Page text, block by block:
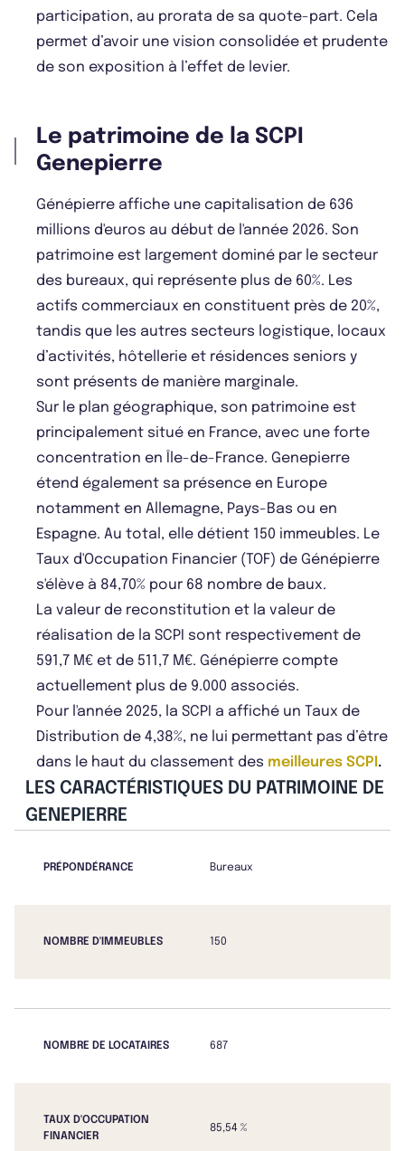
participation, au prorata de sa quote-part. Cela
permet d’avoir une vision consolidée et prudente
de son exposition à l’effet de levier.
Le patrimoine de la SCPI
Genepierre
Génépierre affiche une capitalisation de 636
millions d'euros au début de l'année 2026. Son
patrimoine est largement dominé par le secteur
des bureaux, qui représente plus de 60%. Les
actifs commerciaux en constituent près de 20%,
tandis que les autres secteurs logistique, locaux
d’activités, hôtellerie et résidences seniors y
sont présents de manière marginale.
Sur le plan géographique, son patrimoine est
principalement situé en France, avec une forte
concentration en Île-de-France. Genepierre
étend également sa présence en Europe
notamment en Allemagne, Pays-Bas ou en
Espagne. Au total, elle détient 150 immeubles. Le
Taux d'Occupation Financier (TOF) de Génépierre
s'élève à 84,70% pour 68 nombre de baux.
La valeur de reconstitution et la valeur de
réalisation de la SCPI sont respectivement de
591,7 M€ et de 511,7 M€. Génépierre compte
actuellement plus de 9.000 associés.
Pour l'année 2025, la SCPI a affiché un Taux de
Distribution de 4,38%, ne lui permettant pas d’être
dans le haut du classement des meilleures SCPI.
LES CARACTÉRISTIQUES DU PATRIMOINE DE
GENEPIERRE
PRÉPONDÉRANCE Bureaux
NOMBRE D'IMMEUBLES 150
NOMBRE DE LOCATAIRES 687
TAUX D'OCCUPATION
FINANCIER
85,54 %